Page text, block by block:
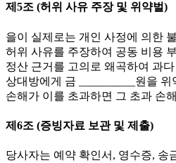
제5조 (허위 사유 주장 및 위약벌)
을이 실제로는 개인 사정에 의한
허위 사유를 주장하여 공동 비용
정산 근거를 고의로 왜곡하여 과
상대방에게 금 __________원을
손해가 이를 초과하면 그 초과 손
제6조 (증빙자료 보관 및 제출)
당사자는 예약 확인서, 영수증, 송